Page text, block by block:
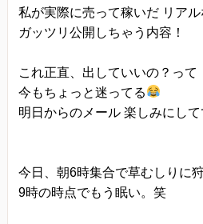
私が実際に売って稼いだ リア
ガッツリ公開しちゃう内容！
これ正直、出していいの？って
今もちょっと迷ってる
明日からのメール 楽しみにして
今日、朝6時集合で草むしりに
9時の時点でもう眠い。笑